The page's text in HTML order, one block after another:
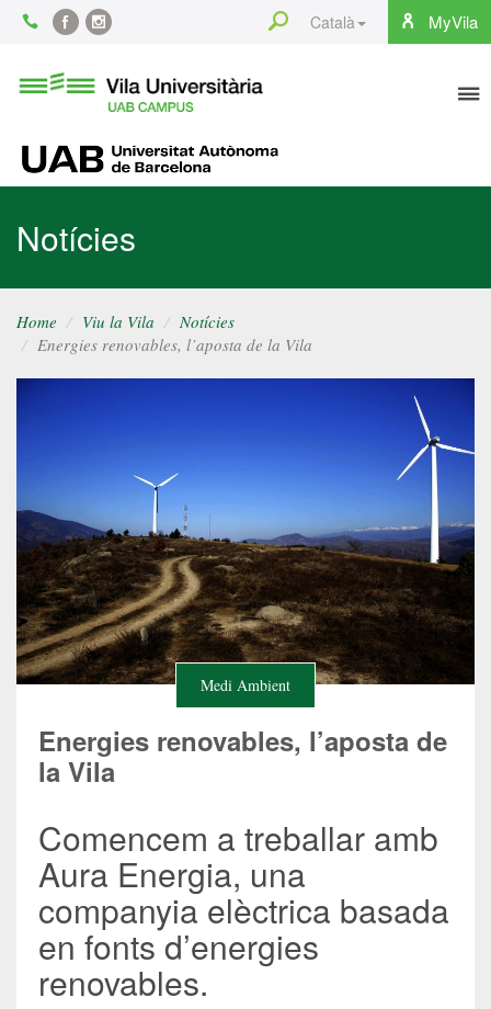
Content FacebookInstagram MyVila
Català
Search
Universitària
UAB
Notícies
Home Viu la Vila
Notícies
Energies renovables, l’aposta de la Vila
Medi Ambient
Energies renovables, l’aposta de
la Vila
Comencem a treballar amb
Aura Energia, una
companyia elèctrica basada
en fonts d’energies
renovables.